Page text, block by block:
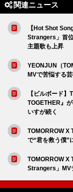
関連ニュース
【Hot Shot
Strangers」首
主題歌も上昇
YEONJUN（
MVで苦悩する
【ビルボード
TOGETHER』
いすが続く
TOMORROW X
で“君を救う僕”
TOMORROW X
Strangers」MV